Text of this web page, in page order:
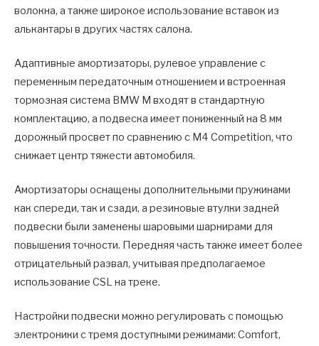
волокна, а также широкое использование вставок из
алькантары в других частях салона.
Адаптивные амортизаторы, рулевое управление с
переменным передаточным отношением и встроенная
тормозная система BMW M входят в стандартную
комплектацию, а подвеска имеет пониженный на 8 мм
дорожный просвет по сравнению с M4 Competition, что
снижает центр тяжести автомобиля.
Амортизаторы оснащены дополнительными пружинами
как спереди, так и сзади, а резиновые втулки задней
подвески были заменены шаровыми шарнирами для
повышения точности. Передняя часть также имеет более
отрицательный развал, учитывая предполагаемое
использование CSL на треке.
Настройки подвески можно регулировать с помощью
электроники с тремя доступными режимами: Comfort,